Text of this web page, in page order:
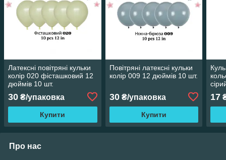
Латексні повітряні кульки
колір 020 фісташковий 12
дюймів 10 шт.
30 ₴/упаковка
Купити
Повітряні латексні кульки
колір 009 12 дюймів 10 шт.
30₴/упаковка
Купити
17
Про нас